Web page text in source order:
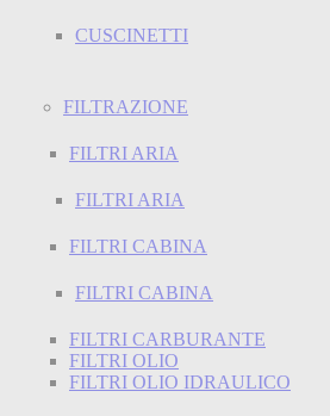
CUSCINETTI
FILTRAZIONE
FILTRI ARIA
FILTRI ARIA
FILTRI CABINA
FILTRI CABINA
FILTRI CARBURANTE
FILTRI OLIO
FILTRI OLIO IDRAULICO